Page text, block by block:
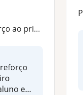
o quinto ano
e